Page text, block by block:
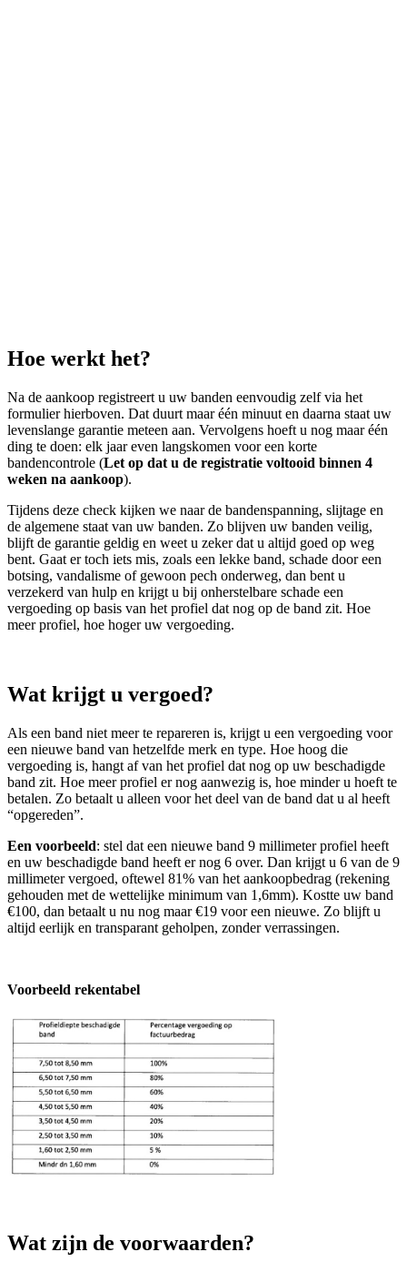
Hoe werkt het?
Na de aankoop registreert u uw banden eenvoudig zelf via het
formulier hierboven. Dat duurt maar één minuut en daarna staat uw
levenslange garantie meteen aan. Vervolgens hoeft u nog maar één
ding te doen: elk jaar even langskomen voor een korte
bandencontrole (Let op dat u de registratie voltooid binnen 4
weken na aankoop).
Tijdens deze check kijken we naar de bandenspanning, slijtage en
de algemene staat van uw banden. Zo blijven uw banden veilig,
blijft de garantie geldig en weet u zeker dat u altijd goed op weg
bent. Gaat er toch iets mis, zoals een lekke band, schade door een
botsing, vandalisme of gewoon pech onderweg, dan bent u
verzekerd van hulp en krijgt u bij onherstelbare schade een
vergoeding op basis van het profiel dat nog op de band zit. Hoe
meer profiel, hoe hoger uw vergoeding.
Wat krijgt u vergoed?
Als een band niet meer te repareren is, krijgt u een vergoeding voor
een nieuwe band van hetzelfde merk en type. Hoe hoog die
vergoeding is, hangt af van het profiel dat nog op uw beschadigde
band zit. Hoe meer profiel er nog aanwezig is, hoe minder u hoeft te
betalen. Zo betaalt u alleen voor het deel van de band dat u al heeft
“opgereden”.
Een voorbeeld: stel dat een nieuwe band 9 millimeter profiel heeft
en uw beschadigde band heeft er nog 6 over. Dan krijgt u 6 van de 9
millimeter vergoed, oftewel 81% van het aankoopbedrag (rekening
gehouden met de wettelijke minimum van 1,6mm). Kostte uw band
€100, dan betaalt u nu nog maar €19 voor een nieuwe. Zo blijft u
altijd eerlijk en transparant geholpen, zonder verrassingen.
Voorbeeld rekentabel
Wat zijn de voorwaarden?